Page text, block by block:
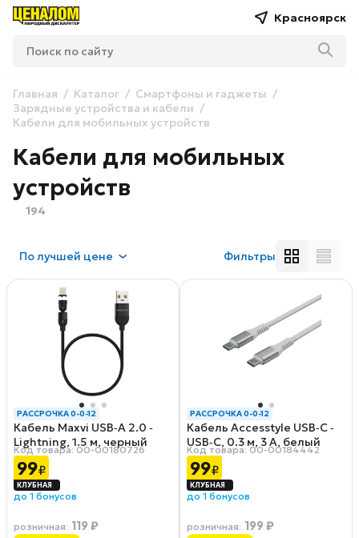
Красноярск
Главная Каталог
Смартфоны и гаджеты
Зарядные устройства и кабели
Кабели для мобильных устройств
Кабели для мобильных
устройств
194
Получшей цене Фильтры
РАССРОЧКА 0-0-12
Кабель Maxvi USB‑A 2.0 ‑
Lightning, 1.5 м, черный
(MCm‑02L)
Код товара: 00-00180726
99₽
до 1 бонусов
розничная: 119 ₽
РАССРОЧКА 0-0-12
Кабель Accesstyle USB‑C ‑
USB‑C, 0.3 м, 3 А, белый
(CC30‑TF30)
Код товара: 00-00184442
99₽
до 1 бонусов
розничная: 199 ₽